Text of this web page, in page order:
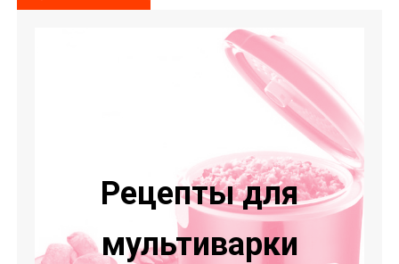
Рецепты для
мультиварки